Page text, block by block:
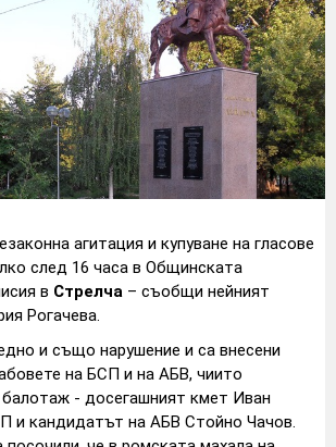
агитация и купуване на гласове
след 16 часа в Общинската
в Стрелча – съобщи нейният
Рогачева.
и също нарушение и са внесени
на БСП и на АБВ, чиито
- досегашният кмет Иван
и кандидатът на АБВ Стойно Чачов.